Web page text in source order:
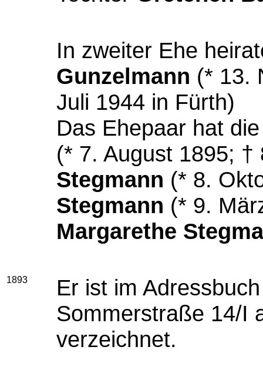
In zweiter Ehe
Gunzelmann (* 13.
Juli 1944 in Fürth)
Das Ehepaar hat
(* 7. August 1895;
Stegmann (* 8.
Stegmann (* 9.
Margarethe
1893
Er ist im
Sommerstraße 14/I
verzeichnet.